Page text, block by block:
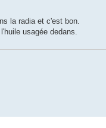
la radia et c'est bon.
usagée dedans.